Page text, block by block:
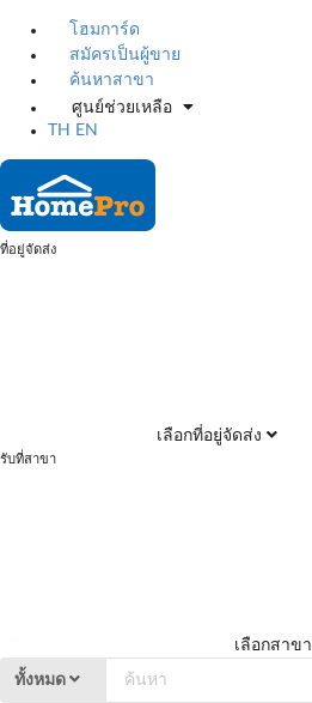
โฮมการ์ด
สมัครเป็นผู้ขาย
ค้นหาสาขา
ศูนย์ช่วยเหลือ
TH
EN
ที่อยู่จัดส่ง
เลือกที่อยู่จัดส่ง
รับที่สาขา
เลือกสาขา
ทั้งหมด